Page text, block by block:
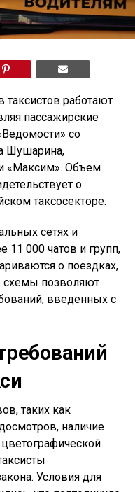
таксистов работают
пассажирские
со
Шушарина,
«Максим». Объем
о
таксосекторе.
сетях и
11 000 чатов и групп,
о поездках,
схемы позволяют
введенных с
таких как
наличие
Условия для